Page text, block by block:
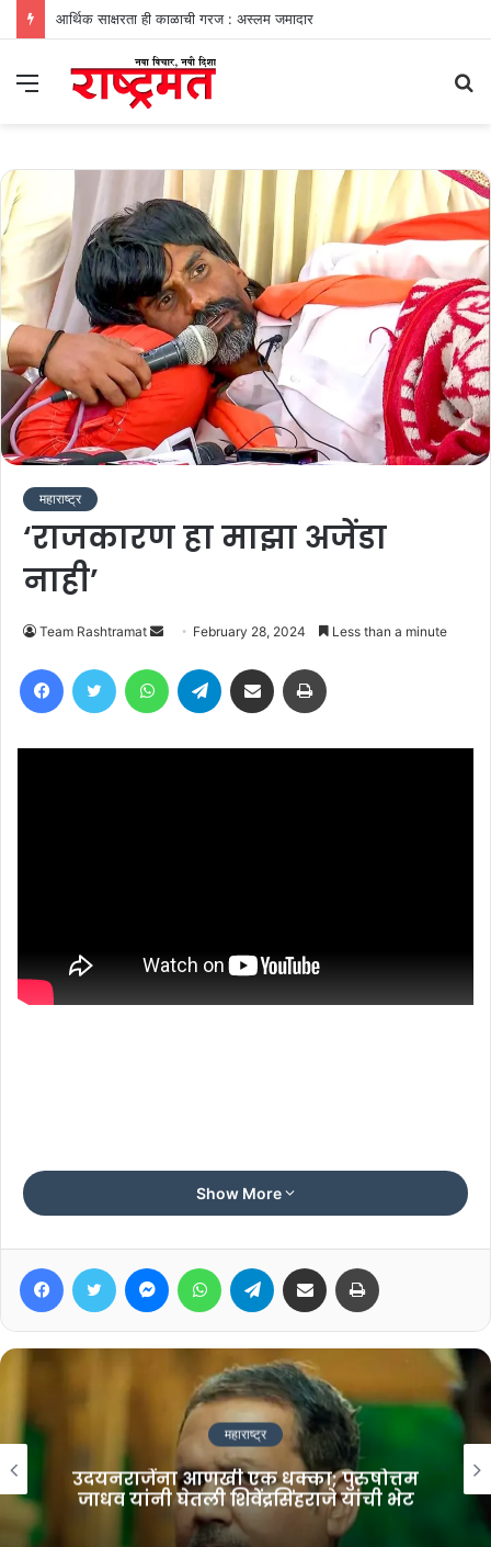
आर्थिक साक्षरता ही काळाची गरज : अस्लम जमादार
Menu
महाराष्ट्र
‘राजकारण हा माझा अजेंडा
नाही’
Team Rashtramat
Send
email
February 28, 2024 Less than a minute
FacebookTwitter WhatsAppTelegram Share via Email
Show More
FacebookTwitter MessengerWhatsAppTelegram Share via Email
महाराष्ट्र
उदयनराजेंना आणखी एक धक्का; पुरुषोत्तम
जाधव यांनी घेतली शिवेंद्रसिंहराजे यांची भेट